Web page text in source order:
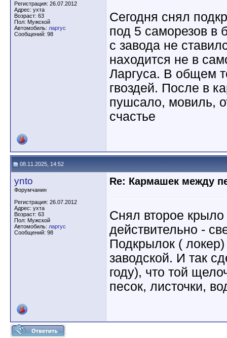
Регистрация: 26.07.2012
Адрес: ухта
Возраст: 63
Пол: Мужской
Автомобиль: ларгус
Сообщений: 98
Сегодня снял
под 5 саморезов в
с завода не
находится не в
Ларгуса. В общем
гвоздей. После в
пушсало, мовиль,
счастье
08.11.2025, 14:52
ynto
Форумчанин
Регистрация: 26.07.2012
Адрес: ухта
Возраст: 63
Пол: Мужской
Автомобиль: ларгус
Сообщений: 98
Re: Кармашек между
Снял второе
действительно -
Подкрылок ( локер)
заводской. И так
году), что той
песок, листочки,